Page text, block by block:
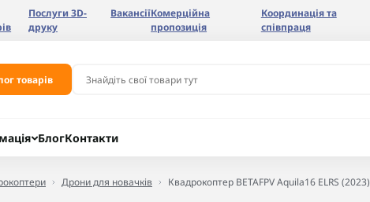
Послуги 3D-
друку
ВакансіїКомерційна
пропозиція
Координація та
співпраця
товарів
БлогКонтакти
Дрони для новачків Квадрокоптер BETAFPV Aquila16 ELRS (2023)